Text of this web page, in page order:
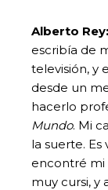
Alberto Rey:
escribía de
televisión, y
desde un
hacerlo
Mundo. Mi
la suerte.
encontré mi
muy cursi, y